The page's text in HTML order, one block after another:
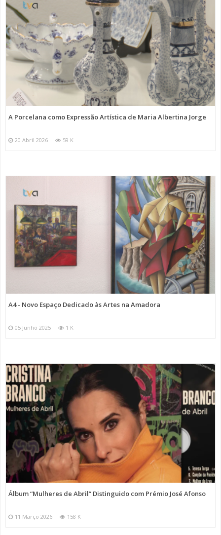
A Porcelana como Expressão Artística de Maria Albertina Jorge
20 Abril 2026 59 K
A4 - Novo Espaço Dedicado às Artes na Amadora
05 Junho 2025 1 K
Álbum “Mulheres de Abril” Distinguido com Prémio José Afonso
11 Março 2026 158 K